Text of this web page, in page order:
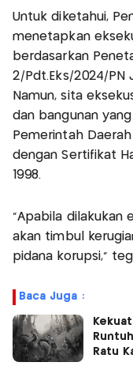
Untuk diketahui,
menetapkan
berdasarkan
2/Pdt.Eks/2024/PN
Namun, sita
dan bangunan
Pemerintah
dengan Sertifikat
1998.
“Apabila dilakukan
akan timbul
pidana korupsi,”
Baca Juga :
Ratu